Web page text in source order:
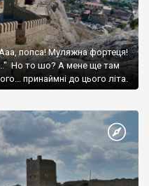
попса! Муляжна фортеця!
Но то шо? А мене ще там
принаймні до цього літа.